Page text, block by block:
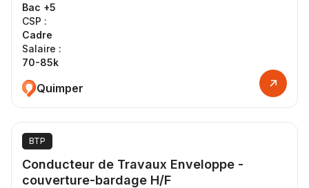
Bac +5
CSP :
Cadre
Salaire :
70-85k
Quimper
BTP
Conducteur de Travaux Enveloppe -
couverture-bardage H/F